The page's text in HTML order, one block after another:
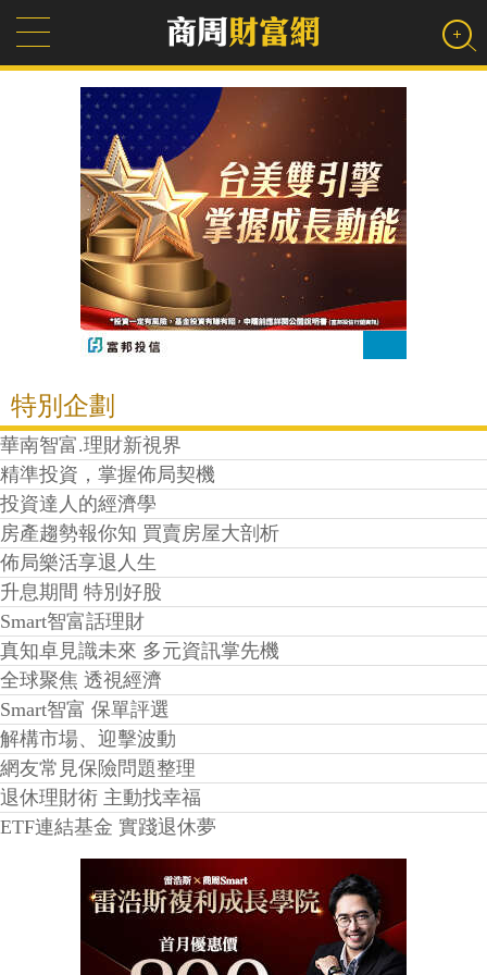
特別企劃
華南智富.理財新視界
精準投資，掌握佈局契機
投資達人的經濟學
房產趨勢報你知 買賣房屋大剖析
佈局樂活享退人生
升息期間 特別好股
Smart智富話理財
真知卓見識未來 多元資訊掌先機
全球聚焦 透視經濟
Smart智富 保單評選
解構市場、迎擊波動
網友常見保險問題整理
退休理財術 主動找幸福
ETF連結基金 實踐退休夢